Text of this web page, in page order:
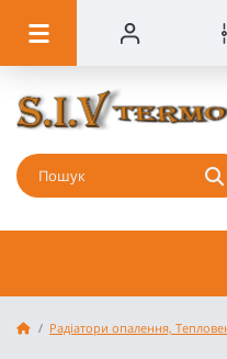
Радіатори опалення,